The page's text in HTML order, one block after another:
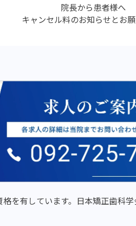
院長から患者様へ
キャンセル料のお知らせとお
を有しています。日本矯正歯科